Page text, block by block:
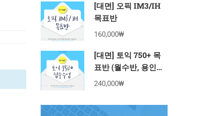
[대면] 오픽 IM3/IH
목표반
160,000₩
[대면] 토익 750+ 목
표반 (월수반, 용인죽
전 8월 수강권)
240,000₩